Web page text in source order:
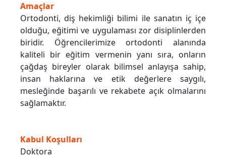
Amaçlar
Ortodonti, diş hekimliği bilimi ile sanatın iç içe
olduğu, eğitimi ve uygulaması zor disiplinlerden
biridir. Öğrencilerimize ortodonti alanında
kaliteli bir eğitim vermenin yanı sıra, onların
çağdaş bireyler olarak bilimsel anlayışa sahip,
insan haklarına ve etik değerlere saygılı,
mesleğinde başarılı ve rekabete açık olmalarını
sağlamaktır.
Kabul Koşulları
Doktora